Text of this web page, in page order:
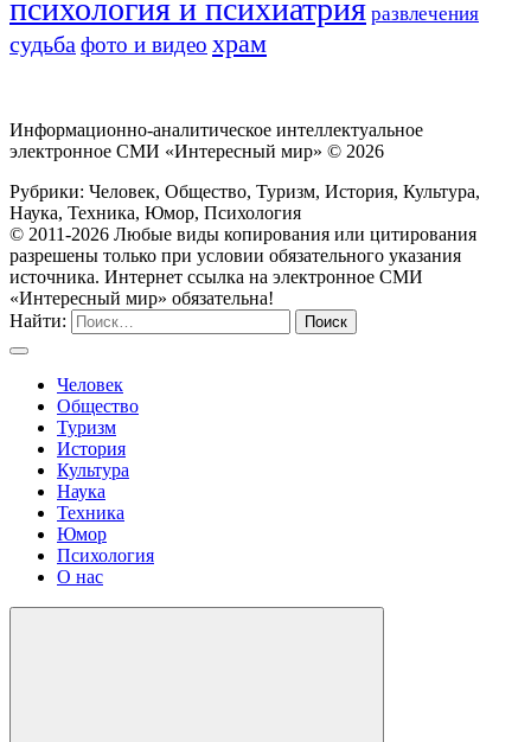
психология и психиатрия развлечения
судьба фото и видео храм
Информационно-аналитическое интеллектуальное
электронное СМИ «Интересный мир» © 2026
Рубрики: Человек, Общество, Туризм, История, Культура,
Наука, Техника, Юмор, Психология
© 2011-2026 Любые виды копирования или цитирования
разрешены только при условии обязательного указания
источника. Интернет ссылка на электронное СМИ
«Интересный мир» обязательна!
Найти:
Человек
Общество
Туризм
История
Культура
Наука
Техника
Юмор
Психология
О нас